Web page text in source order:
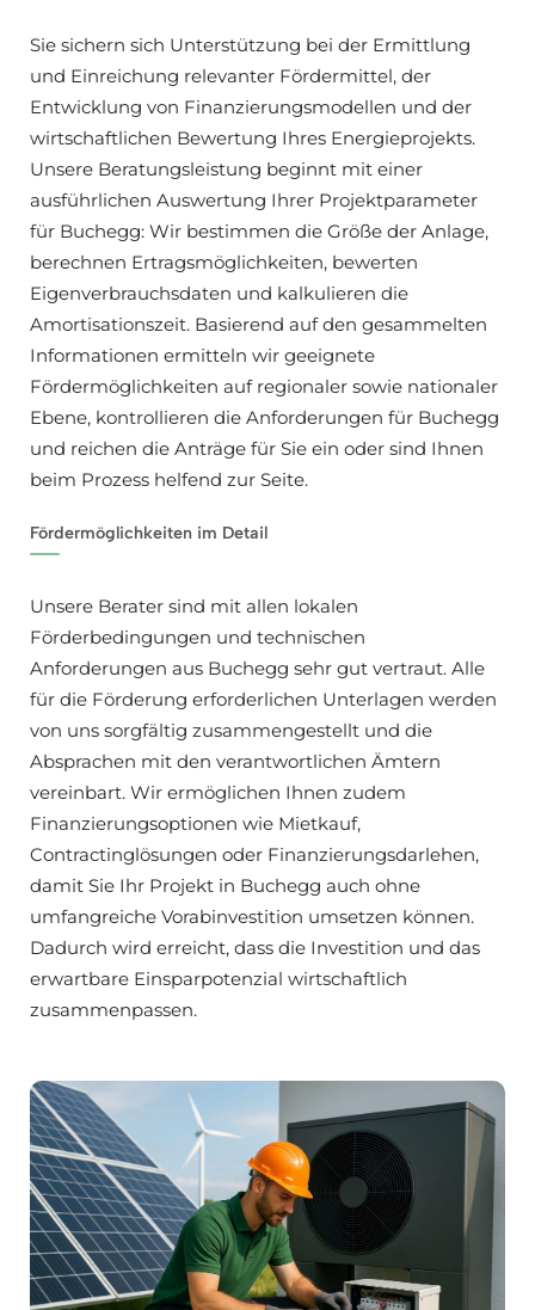
Sie sichern sich Unterstützung bei der Ermittlung
und Einreichung relevanter Fördermittel, der
Entwicklung von Finanzierungsmodellen und der
wirtschaftlichen Bewertung Ihres Energieprojekts.
Unsere Beratungsleistung beginnt mit einer
ausführlichen Auswertung Ihrer Projektparameter
für Buchegg: Wir bestimmen die Größe der Anlage,
berechnen Ertragsmöglichkeiten, bewerten
Eigenverbrauchsdaten und kalkulieren die
Amortisationszeit. Basierend auf den gesammelten
Informationen ermitteln wir geeignete
Fördermöglichkeiten auf regionaler sowie nationaler
Ebene, kontrollieren die Anforderungen für Buchegg
und reichen die Anträge für Sie ein oder sind Ihnen
beim Prozess helfend zur Seite.
Fördermöglichkeiten im Detail
Unsere Berater sind mit allen lokalen
Förderbedingungen und technischen
Anforderungen aus Buchegg sehr gut vertraut. Alle
für die Förderung erforderlichen Unterlagen werden
von uns sorgfältig zusammengestellt und die
Absprachen mit den verantwortlichen Ämtern
vereinbart. Wir ermöglichen Ihnen zudem
Finanzierungsoptionen wie Mietkauf,
Contractinglösungen oder Finanzierungsdarlehen,
damit Sie Ihr Projekt in Buchegg auch ohne
umfangreiche Vorabinvestition umsetzen können.
Dadurch wird erreicht, dass die Investition und das
erwartbare Einsparpotenzial wirtschaftlich
zusammenpassen.